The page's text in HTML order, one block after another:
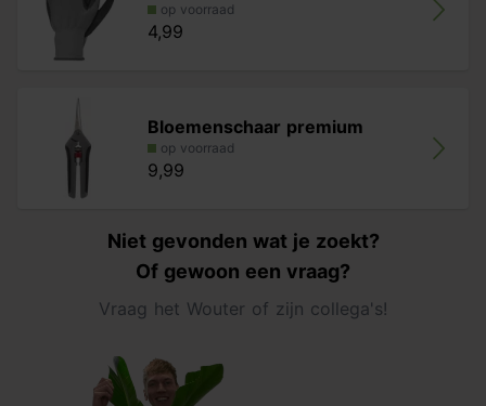
op voorraad
4,99
Bloemenschaar premium
op voorraad
9,99
Niet gevonden wat je zoekt?
Of gewoon een vraag?
Vraag het Wouter of zijn collega's!